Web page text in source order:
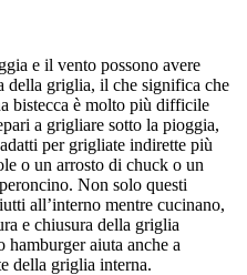
e il vento possono avere
della griglia, il che significa che
bistecca è molto più difficile
a grigliare sotto la pioggia,
per grigliate indirette più
o un arrosto di chuck o un
Non solo questi
all’interno mentre cucinano,
e chiusura della griglia
aiuta anche a
della griglia interna.